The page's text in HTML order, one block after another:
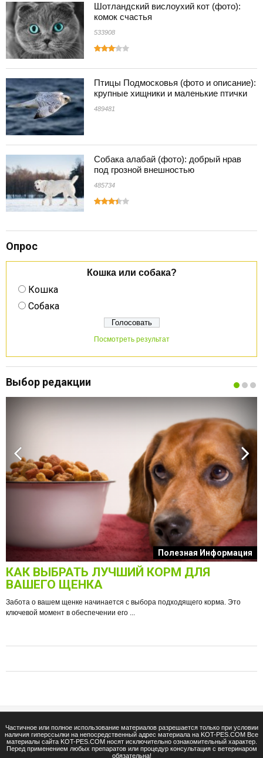
Шотландский вислоухий кот (фото):
комок счастья
533908
Птицы Подмосковья (фото и описание):
крупные хищники и маленькие птички
489481
Собака алабай (фото): добрый нрав
под грозной внешностью
485734
Опрос
Кошка или собака?
Кошка
Собака
Посмотреть результат
Выбор редакции
Полезная Информация
КАК ВЫБРАТЬ ЛУЧШИЙ КОРМ ДЛЯ
ВАШЕГО ЩЕНКА
Забота о вашем щенке начинается с выбора подходящего корма. Это
ключевой момент в обеспечении его ...
Частичное или полное использование материалов разрешается только при условии
наличия гиперссылки на непосредственный адрес материала на KOT-PES.COM Все
материалы сайта KOT-PES.COM носят исключительно ознакомительный характер.
Перед применением любых препаратов или процедур консультация с ветеринаром
обязательна!